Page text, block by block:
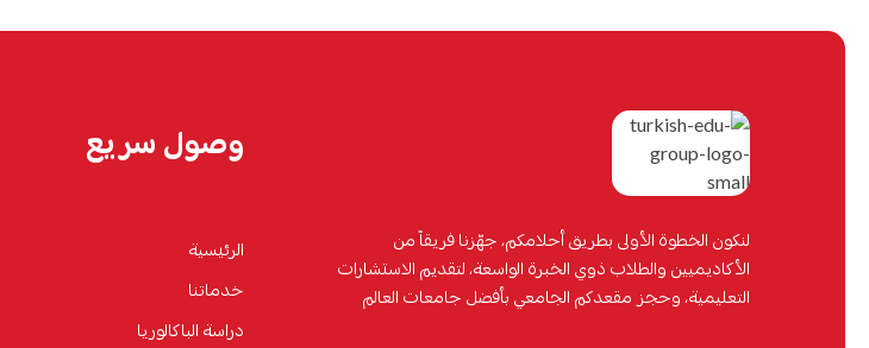
لنكون الخطوة الأولى بطريق أحلامكم، جهّزنا فريقاً من
الأكاديميين والطلاب ذوي الخبرة الواسعة، لتقديم الاستشارات
التعليمية، وحجز مقعدكم الجامعي بأفضل جامعات العالم
وصول سريع
الرئيسية
خدماتنا
دراسة الباكالوريا